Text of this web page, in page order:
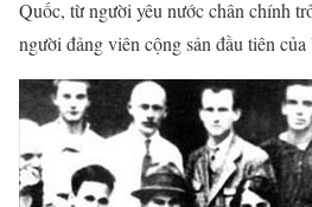
Quốc, từ người yêu nước chân chính
người đảng viên cộng sản đầu tiên